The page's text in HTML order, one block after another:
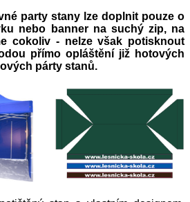
party stany lze doplnit pouze o
nebo banner na suchý zip, na
cokoliv - nelze však potisknout
přímo opláštění již hotových
párty stanů.